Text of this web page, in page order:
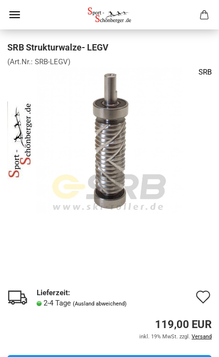
SRB Strukturwalze- LEGV
(Art.Nr.: SRB-LEGV)
SRB
Lieferzeit:
2-4 Tage (Ausland abweichend)
119,00 EUR
inkl. 19% MwSt. zzgl. Versand